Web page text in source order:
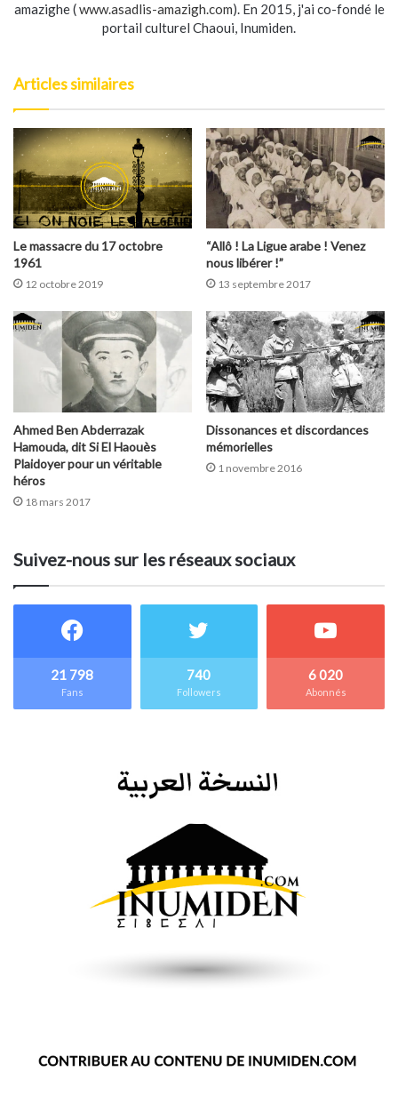
amazighe (www.asadlis-amazigh.com). En 2015, j'ai co-fondé le
portail culturel Chaoui, Inumiden.
Articles similaires
Le massacre du 17 octobre
1961
12 octobre 2019
“Allô ! La Ligue arabe ! Venez
nous libérer !”
13 septembre 2017
Ahmed Ben Abderrazak
Hamouda, dit Si El Haouès
Plaidoyer pour un véritable
héros
18 mars 2017
Dissonances et discordances
mémorielles
1 novembre 2016
Suivez-nous sur les réseaux sociaux
21 798
Fans
740
Followers
6 020
Abonnés